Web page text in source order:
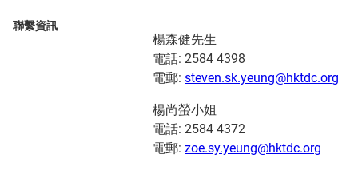
聯繫資訊
楊森健先生
電話: 2584 4398
電郵: steven.sk.yeung@hktdc.org
楊尚螢小姐
電話: 2584 4372
電郵: zoe.sy.yeung@hktdc.org